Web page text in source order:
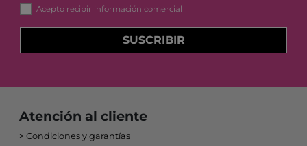
Acepto recibir información comercial
SUSCRIBIR
Atención al cliente
Condiciones y garantías